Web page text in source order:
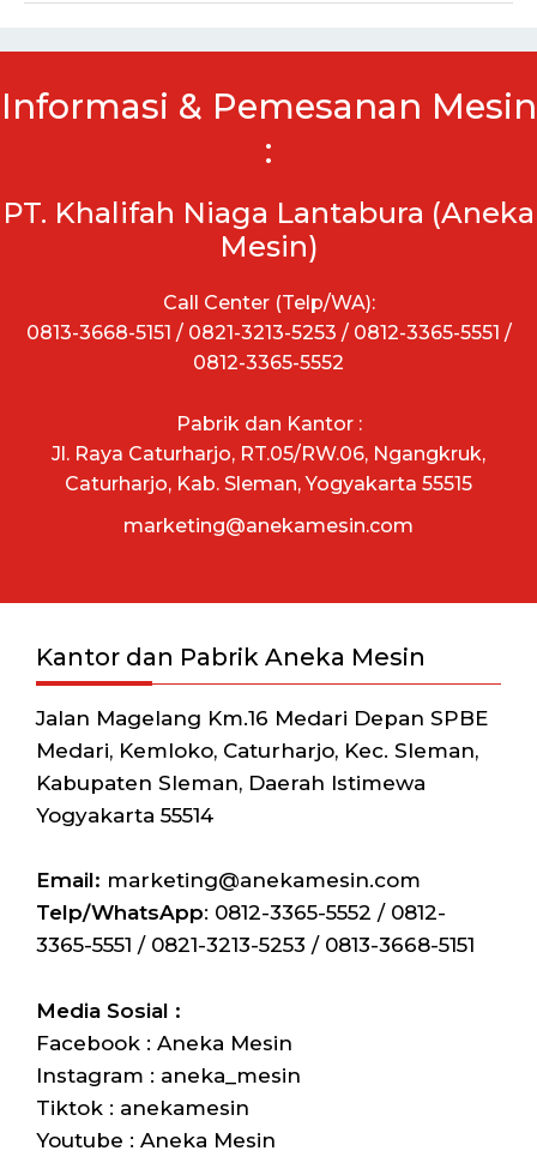
Informasi & Pemesanan Mesin
:
PT. Khalifah Niaga Lantabura (Aneka
Mesin)
Call Center (Telp/WA):
0813-3668-5151 / 0821-3213-5253 / 0812-3365-5551 /
0812-3365-5552
Pabrik dan Kantor :
Jl. Raya Caturharjo, RT.05/RW.06, Ngangkruk,
Caturharjo, Kab. Sleman, Yogyakarta 55515
marketing@anekamesin.com
Kantor dan Pabrik Aneka Mesin
Jalan Magelang Km.16 Medari Depan SPBE
Medari, Kemloko, Caturharjo, Kec. Sleman,
Kabupaten Sleman, Daerah Istimewa
Yogyakarta 55514
Email: marketing@anekamesin.com
Telp/WhatsApp: 0812-3365-5552 / 0812-
3365-5551 / 0821-3213-5253 / 0813-3668-5151
Media Sosial :
Facebook : Aneka Mesin
Instagram : aneka_mesin
Tiktok : anekamesin
Youtube : Aneka Mesin